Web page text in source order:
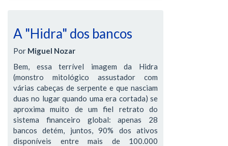
A "Hidra" dos bancos
Por Miguel Nozar
Bem, essa terrível imagem da Hidra
(monstro mitológico assustador com
várias cabeças de serpente e que nasciam
duas no lugar quando uma era cortada) se
aproxima muito de um fiel retrato do
sistema financeiro global: apenas 28
bancos detém, juntos, 90% dos ativos
disponíveis entre mais de 100.000